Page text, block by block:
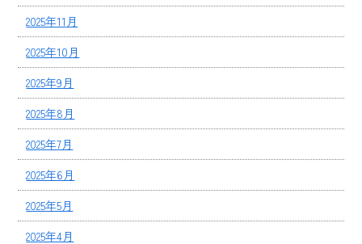
2025年11月
2025年10月
2025年9月
2025年8月
2025年7月
2025年6月
2025年5月
2025年4月